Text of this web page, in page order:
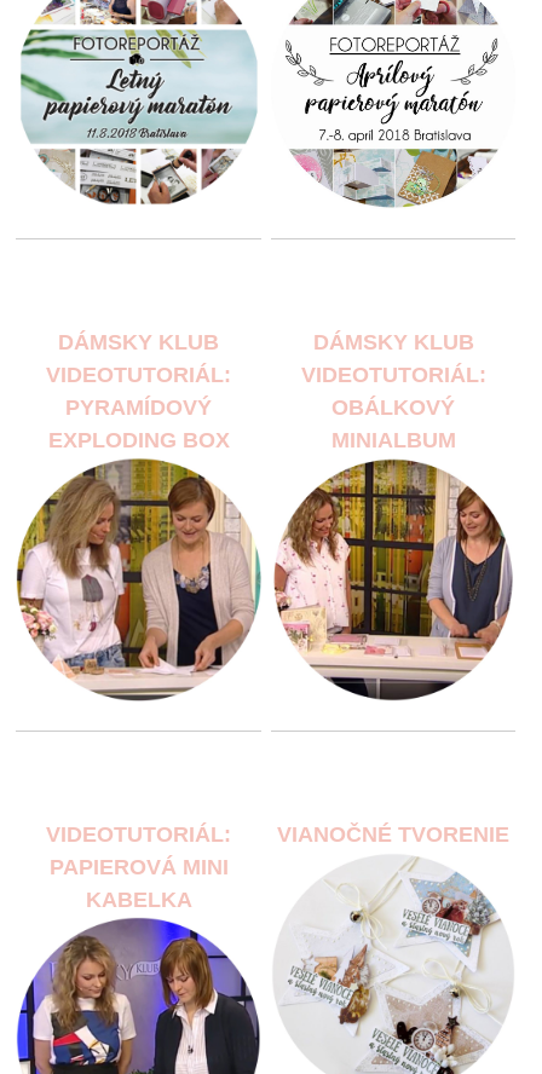
DÁMSKY KLUB
VIDEOTUTORIÁL:
PYRAMÍDOVÝ
EXPLODING BOX
DÁMSKY KLUB
VIDEOTUTORIÁL:
OBÁLKOVÝ
MINIALBUM
VIDEOTUTORIÁL:
PAPIEROVÁ MINI
KABELKA
VIANOČNÉ TVORENIE